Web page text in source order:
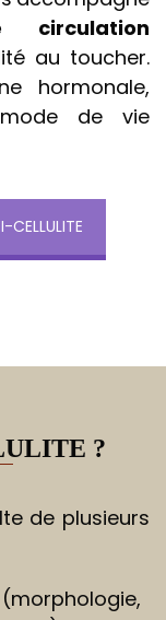
circulation
au toucher.
hormonale,
de vie
CELLULITE
?
de plusieurs
(morphologie,